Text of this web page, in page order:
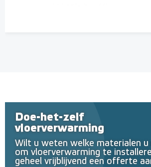
Doe-het-zelf
vloerverwarming
Wilt u weten welke materialen
om vloerverwarming te
geheel vrijblijvend een offerte